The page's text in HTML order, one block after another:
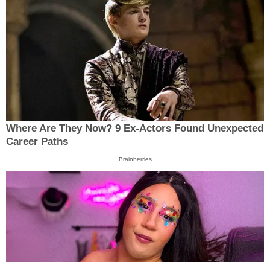
Where Are They Now? 9 Ex-Actors Found Unexpected
Career Paths
Brainberries